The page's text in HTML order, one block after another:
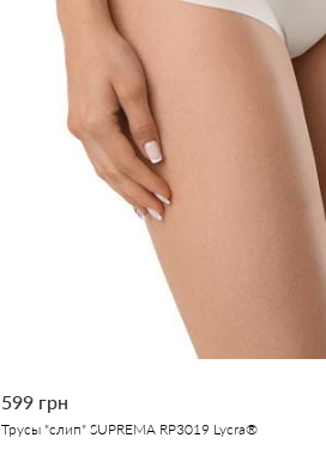
599 грн
Трусы "слип" SUPREMA RP3019 Lycra®